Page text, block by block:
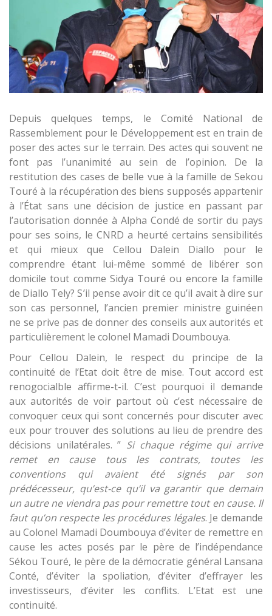
Depuis quelques temps, le Comité National de
Rassemblement pour le Développement est en train de
poser des actes sur le terrain. Des actes qui souvent ne
font pas l’unanimité au sein de l’opinion. De la
restitution des cases de belle vue à la famille de Sekou
Touré à la récupération des biens supposés appartenir
à l’État sans une décision de justice en passant par
l’autorisation donnée à Alpha Condé de sortir du pays
pour ses soins, le CNRD a heurté certains sensibilités
et qui mieux que Cellou Dalein Diallo pour le
comprendre étant lui-même sommé de libérer son
domicile tout comme Sidya Touré ou encore la famille
de Diallo Tely? S’il pense avoir dit ce qu’il avait à dire sur
son cas personnel, l’ancien premier ministre guinéen
ne se prive pas de donner des conseils aux autorités et
particulièrement le colonel Mamadi Doumbouya.
Pour Cellou Dalein, le respect du principe de la
continuité de l’Etat doit être de mise. Tout accord est
renogocialble affirme-t-il. C’est pourquoi il demande
aux autorités de voir partout où c’est nécessaire de
convoquer ceux qui sont concernés pour discuter avec
eux pour trouver des solutions au lieu de prendre des
décisions unilatérales. ” Si chaque régime qui arrive
remet en cause tous les contrats, toutes les
conventions qui avaient été signés par son
prédécesseur, qu’est-ce qu’il va garantir que demain
un autre ne viendra pas pour remettre tout en cause. Il
faut qu’on respecte les procédures légales. Je demande
au Colonel Mamadi Doumbouya d’éviter de remettre en
cause les actes posés par le père de l’indépendance
Sékou Touré, le père de la démocratie général Lansana
Conté, d’éviter la spoliation, d’éviter d’effrayer les
investisseurs, d’éviter les conflits. L’Etat est une
continuité.